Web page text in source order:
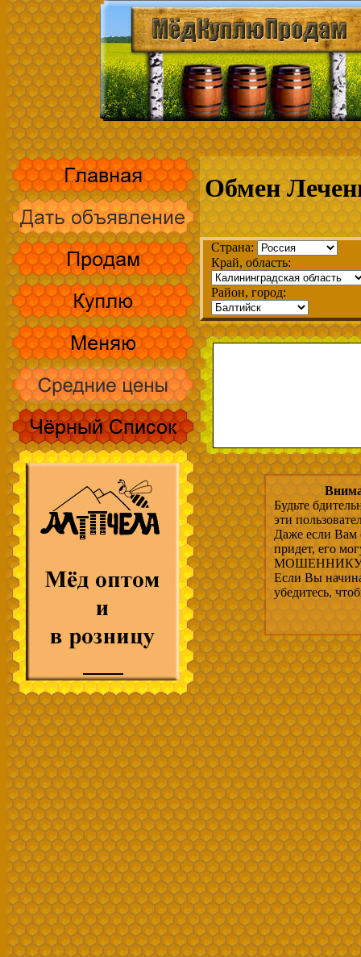
Обмен
Страна:
Край, область:
Район, город:
Будьте
эти
Даже если Вам
придет, его
МОШЕННИКУ,
Если Вы
убедитесь,